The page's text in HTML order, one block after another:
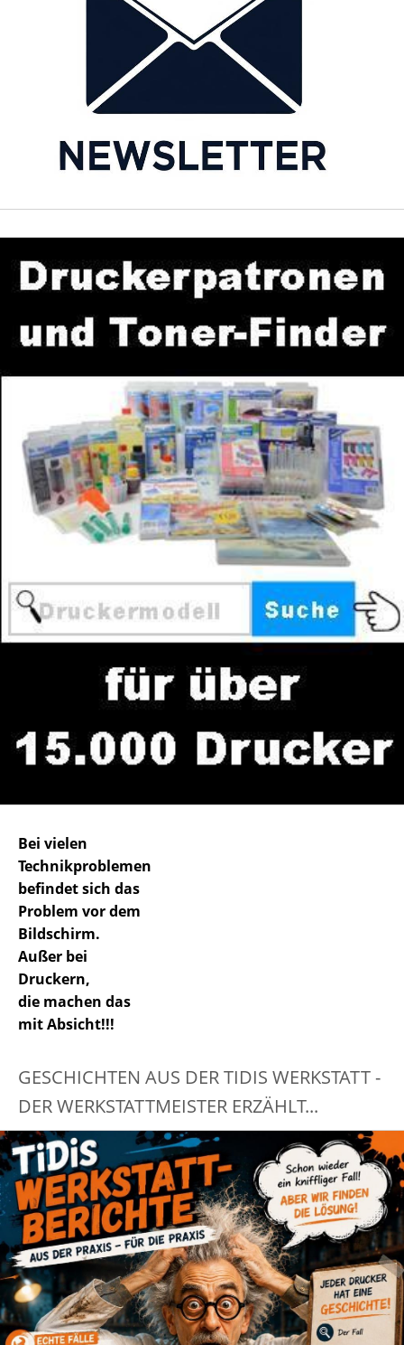
Bei vielen
Technikproblemen
befindet sich das
Problem vor dem
Bildschirm.
Außer bei
Druckern,
die machen das
mit Absicht!!!
GESCHICHTEN AUS DER TIDIS WERKSTATT -
DER WERKSTATTMEISTER ERZÄHLT...